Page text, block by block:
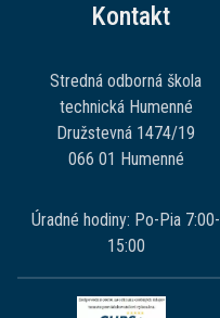
Kontakt
Stredná odborná škola
technická Humenné
Družstevná 1474/19
066 01 Humenné
Úradné hodiny: Po-Pia 7:00-
15:00